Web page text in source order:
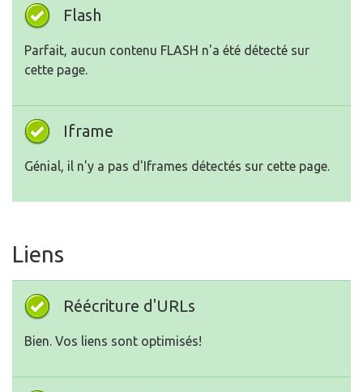
Flash
Parfait, aucun contenu FLASH n'a été détecté sur
cette page.
Iframe
Génial, il n'y a pas d'Iframes détectés sur cette page.
Liens
Réécriture d'URLs
Bien. Vos liens sont optimisés!